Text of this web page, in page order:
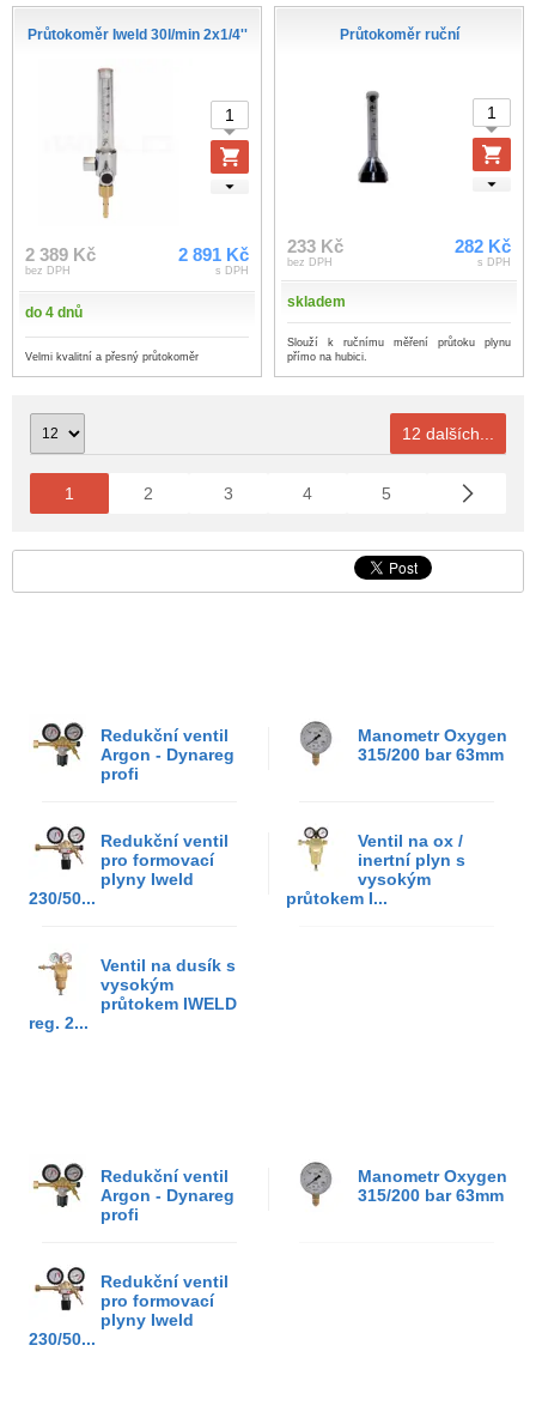
Redukční ventil
Argon - Dynareg
profi
Manometr Oxygen
315/200 bar 63mm
Redukční ventil
pro formovací
plyny Iweld
230/50...
Ventil na ox /
inertní plyn s
vysokým
průtokem I...
Ventil na dusík s
vysokým
průtokem IWELD
reg. 2...
Redukční ventil
Argon - Dynareg
profi
Manometr Oxygen
315/200 bar 63mm
Redukční ventil
pro formovací
plyny Iweld
230/50...
Průtokoměr Iweld 30l/min 2x1/4''
2 389 Kč
bez DPH
2 891 Kč
s DPH
do 4 dnů
Velmi kvalitní a přesný průtokoměr
Průtokoměr ruční
233 Kč
bez DPH
282 Kč
s DPH
skladem
Slouží k ručnímu měření průtoku plynu
přímo na hubici.
12 dalších...
1 2 3 4 5